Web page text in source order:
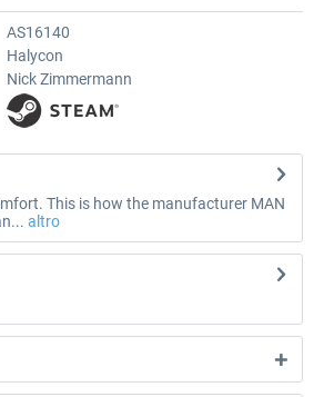
AS16140
Halycon
Nick Zimmermann
This is how the manufacturer MAN
altro